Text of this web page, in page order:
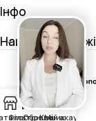
Інфо
Наші соц. мережі
Фільтри
ОбранеКошик
Мій акаунт